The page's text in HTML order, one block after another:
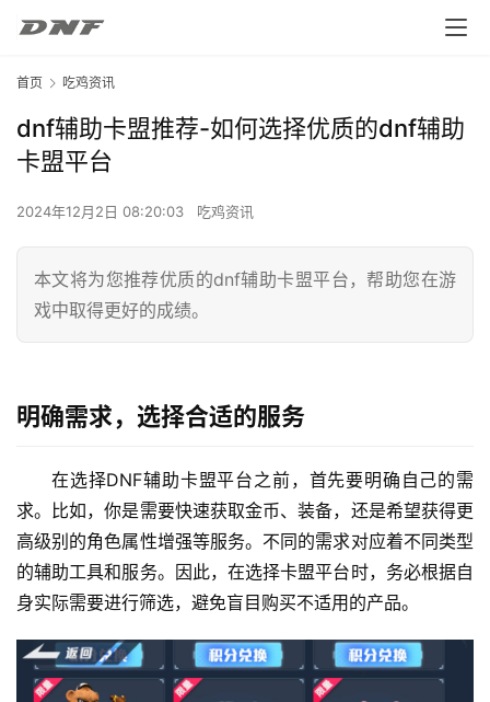
首页 吃鸡资讯
dnf辅助卡盟推荐-如何选择优质的dnf辅助
卡盟平台
2024年12月2日 08:20:03 吃鸡资讯
本文将为您推荐优质的dnf辅助卡盟平台，帮助您在游
戏中取得更好的成绩。
明确需求，选择合适的服务
在选择DNF辅助卡盟平台之前，首先要明确自己的需
求。比如，你是需要快速获取金币、装备，还是希望获得更
高级别的角色属性增强等服务。不同的需求对应着不同类型
的辅助工具和服务。因此，在选择卡盟平台时，务必根据自
身实际需要进行筛选，避免盲目购买不适用的产品。